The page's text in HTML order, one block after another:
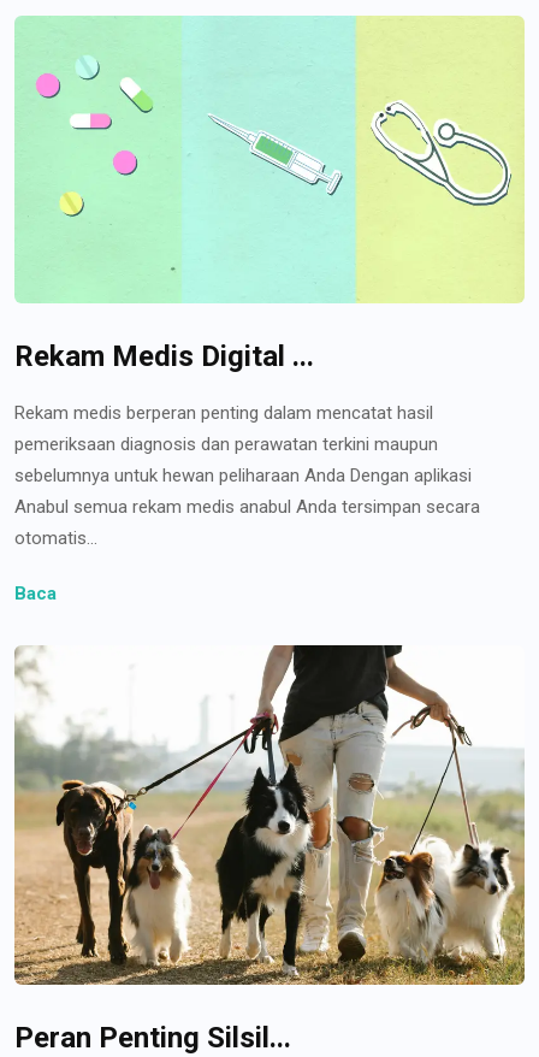
Rekam Medis Digital ...
Rekam medis berperan penting dalam mencatat hasil
pemeriksaan diagnosis dan perawatan terkini maupun
sebelumnya untuk hewan peliharaan Anda Dengan aplikasi
Anabul semua rekam medis anabul Anda tersimpan secara
otomatis...
Baca
Peran Penting Silsil...